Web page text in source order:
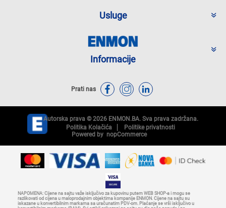
Usluge
Informacije
Prati nas
Autorska prava © 2026 ENMON.BA. Sva prava zadržana.
Politika Kolačića
Politike privatnosti
Powered by nopCommerce
NAPOMENA: Cijene na sajtu važe isključivo za kupovinu putem WEB SHOP-a i mogu se
razlikovati od cijena u maloprodajnim objektima kompanije ENMON. Cijene na sajtu su
iskazane u konvertibilnim markama sa uračunatim PDV-om. Plaćanje se vrši isključivo u